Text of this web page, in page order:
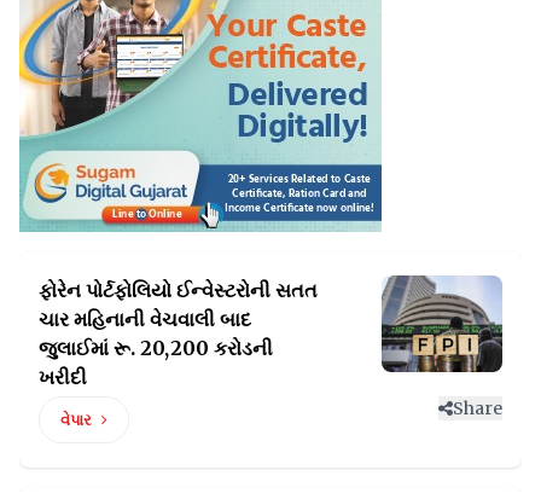
ફોરેન પોર્ટફોલિયો ઈન્વેસ્ટરોની સતત
ચાર મહિનાની વેચવાલી બાદ
જુલાઈમાં રૂ. 20,200 કરોડની
ખરીદી
વેપાર
Share